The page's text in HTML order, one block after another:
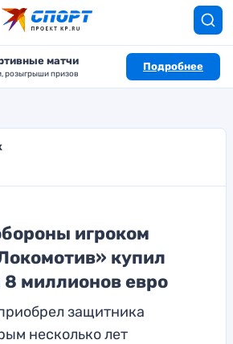
матчи
розыгрыши призов
Подробнее
игроком
купил
8 миллионов евро
защитника
несколько лет